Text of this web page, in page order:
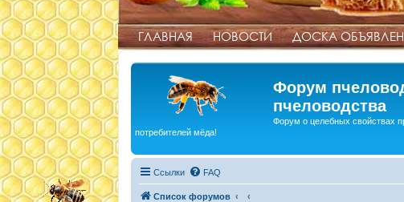
ГЛАВНАЯ НОВОСТИ ДОСКА
Форум
пчеловодства
Форум о целебных свойствах
потребителей мёда!
Ссылки FAQ
Список форумов